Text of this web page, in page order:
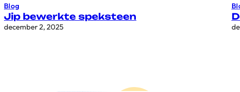
Blog
Jip bewerkte speksteen
december 2, 2025